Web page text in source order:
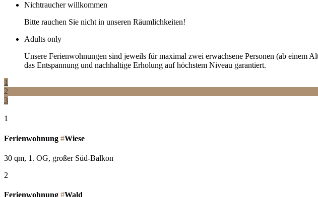
Nichtraucher willkommen
Bitte rauchen Sie nicht in unseren Räumlichkeiten!
Adults only
Unsere Ferienwohnungen sind jeweils für maximal zwei erwachsene Personen (ab einem
das Entspannung und nachhaltige Erholung auf höchstem Niveau garantiert.
1
2
3
1
Ferienwohnung #Wiese
30 qm, 1. OG, großer Süd-Balkon
2
Ferienwohnung #Wald